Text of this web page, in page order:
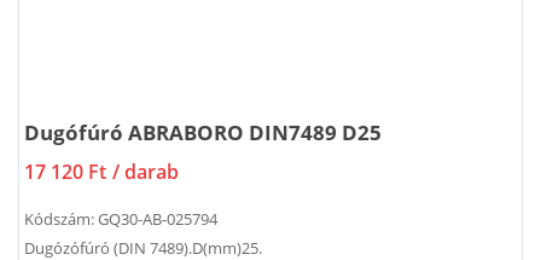
Dugófúró ABRABORO DIN7489 D25
17 120 Ft / darab
Kódszám:GQ30-AB-025794
Dugózófúró (DIN 7489).D(mm)25.